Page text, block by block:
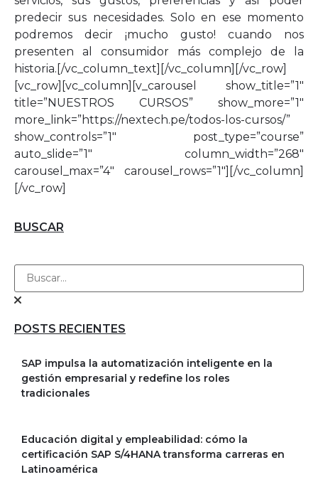
predecir sus necesidades. Solo en ese momento
podremos decir ¡mucho gusto! cuando nos
presenten al consumidor más complejo de la
historia.[/vc_column_text][/vc_column][/vc_row]
[vc_row][vc_column][v_carousel show_title=”1″
title=”NUESTROS CURSOS” show_more=”1″
more_link=”https://nextech.pe/todos-los-cursos/”
show_controls=”1″ post_type=”course”
auto_slide=”1″ column_width=”268″
carousel_max=”4″ carousel_rows=”1″][/vc_column]
[/vc_row]
BUSCAR
POSTS RECIENTES
SAP impulsa la automatización inteligente en la
gestión empresarial y redefine los roles
tradicionales
Educación digital y empleabilidad: cómo la
certificación SAP S/4HANA transforma carreras en
Latinoamérica